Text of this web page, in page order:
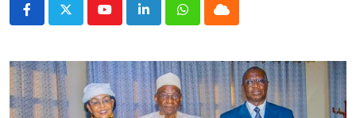
À propos
YoutubeLinkedInWhatsappCloud